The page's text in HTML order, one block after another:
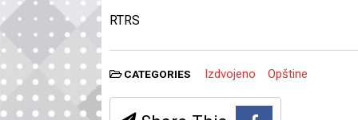
RTRS
CATEGORIES Izdvojeno Opštine